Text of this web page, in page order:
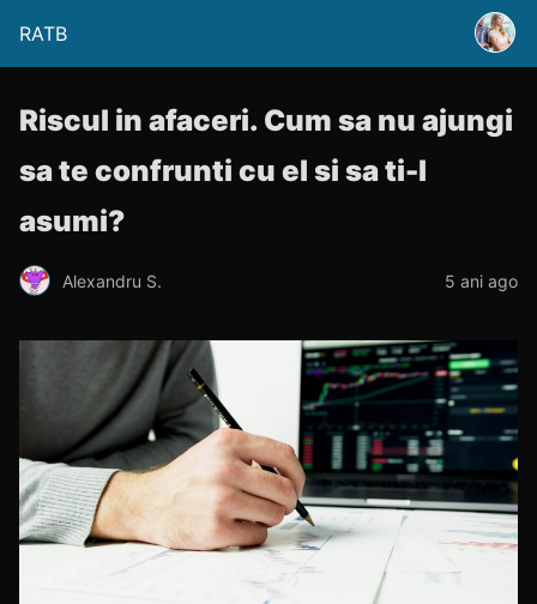
RATB
Riscul in afaceri. Cum sa nu ajungi
sa te confrunti cu el si sa ti-l
asumi?
Alexandru S. 5 ani ago